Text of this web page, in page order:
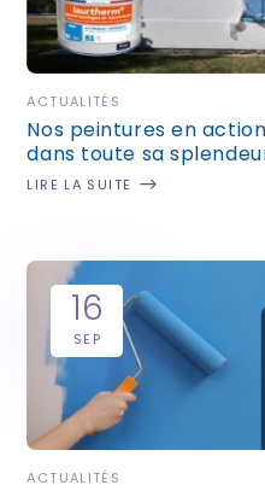
ACTUALITÉS
Nos peintures en
dans toute sa
LIRE LA SUITE
16
SEP
ACTUALITÉS